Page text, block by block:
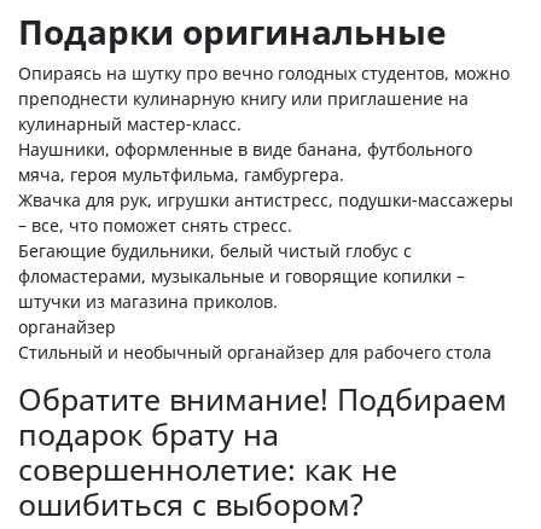
Подарки оригинальные
Опираясь на шутку про вечно голодных студентов, можно
преподнести кулинарную книгу или приглашение на
кулинарный мастер-класс.
Наушники, оформленные в виде банана, футбольного
мяча, героя мультфильма, гамбургера.
Жвачка для рук, игрушки антистресс, подушки-массажеры
– все, что поможет снять стресс.
Бегающие будильники, белый чистый глобус с
фломастерами, музыкальные и говорящие копилки –
штучки из магазина приколов.
органайзер
Стильный и необычный органайзер для рабочего стола
Обратите внимание! Подбираем
подарок брату на
совершеннолетие: как не
ошибиться с выбором?